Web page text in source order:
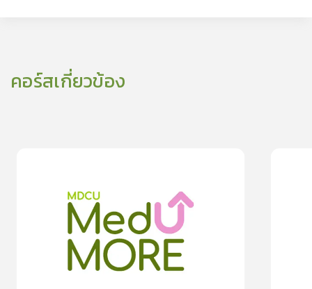
คอร์สเกี่ยวข้อง
รู้จักโรคมะเร็งตับอ่อน
0.0 0rating)
moreDetails